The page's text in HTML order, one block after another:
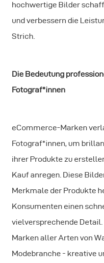
hochwertige Bilder
und verbessern die
Strich.
Die Bedeutung
Fotograf*innen
eCommerce-Marken
Fotograf*innen, um
ihrer Produkte zu
Kauf anregen. Diese
Merkmale der Produkte
Konsumenten einen
vielversprechende
Marken aller Arten von
Modebranche - kreative